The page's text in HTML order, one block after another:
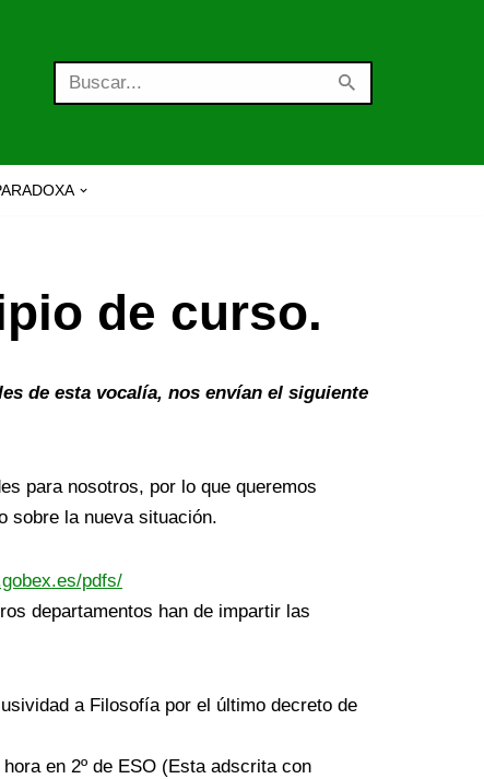
de curso.
de esta vocalía, nos envían el siguiente
para nosotros, por lo que queremos
sobre la nueva situación.
pdfs/
departamentos han de impartir las
a Filosofía por el último decreto de
en 2º de ESO (Esta adscrita con